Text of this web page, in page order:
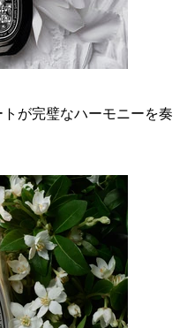
が完璧なハーモニーを奏